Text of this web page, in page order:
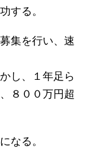
する。
集を行い、速
し、１年足ら
８００万円超
なる。